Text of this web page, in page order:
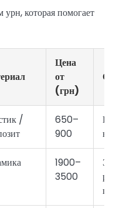
которая помогает
Цена
от
(грн)
/
650–
900
1900–
3500